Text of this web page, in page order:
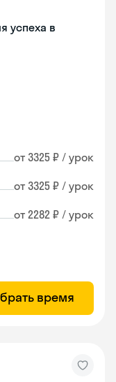
успеха в
от 3325 ₽ / урок
от 3325 ₽ / урок
от 2282 ₽ / урок
время